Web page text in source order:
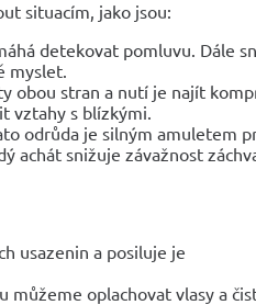
situacím, jako jsou:
detekovat pomluvu. Dále
myslet.
obou stran a nutí je najít
vztahy s blízkými.
odrůda je silným amuletem
achát snižuje závažnost
usazenin a posiluje je
můžeme oplachovat vlasy a